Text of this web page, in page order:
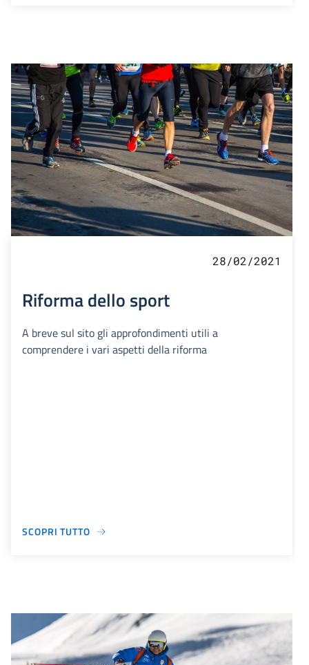
28/02/2021
Riforma dello sport
A breve sul sito gli approfondimenti utili a
comprendere i vari aspetti della riforma
SCOPRI TUTTO